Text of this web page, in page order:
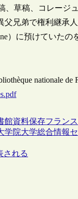
、草稿、コレー
兄弟で権利継承
）に預けてい
nationale
館資料保存フラン
院大学総合情報
される